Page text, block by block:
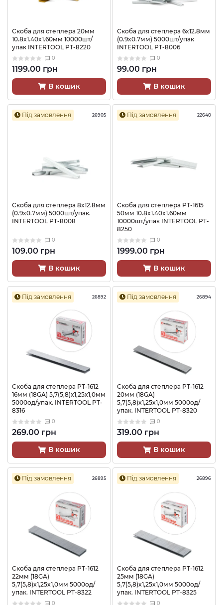
Скоба для степлера 20мм
10.8x1.40x1.60мм 10000шт/
упак INTERTOOL PT-8220
0
1199.00 грн
В кошик
Скоба для степлера 6x12.8мм
(0.9x0.7мм) 5000шт/упак
INTERTOOL PT-8006
0
99.00 грн
В кошик
Під замовлення 26905
Скоба для степлера 8x12.8мм
(0.9x0.7мм) 5000шт/упак.
INTERTOOL PT-8008
0
109.00 грн
В кошик
Під замовлення 22640
Скоба для степлера PT-1615
50мм 10.8x1.40x1.60мм
10000шт/упак INTERTOOL PT-
8250
0
1999.00 грн
В кошик
Під замовлення 26892
Скоба для степлера РТ-1612
16мм (18GA) 5,7(5,8)x1,25x1,0мм
5000од/упак. INTERTOOL PT-
8316
0
269.00 грн
В кошик
Під замовлення 26894
Скоба для степлера РТ-1612
20мм (18GA)
5,7(5,8)x1,25x1,0мм 5000од/
упак. INTERTOOL PT-8320
0
319.00 грн
В кошик
Під замовлення 26895
Скоба для степлера РТ-1612
22мм (18GA)
5,7(5,8)x1,25x1,0мм 5000од/
упак. INTERTOOL PT-8322
0
Під замовлення 26896
Скоба для степлера РТ-1612
25мм (18GA)
5,7(5,8)x1,25x1,0мм 5000од/
упак. INTERTOOL PT-8325
0